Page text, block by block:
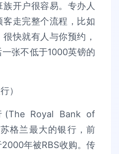
开户很容易。专办人
客走完整个流程，比如
快就有人与你预约，
张不低于1000英镑的
）
Royal Bank of
格兰最大的银行，前
年被RBS收购。传